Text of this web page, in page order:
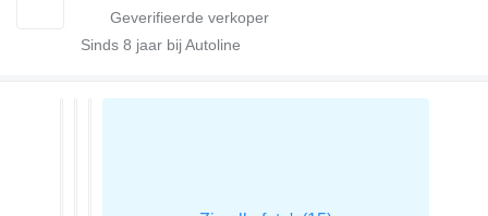
Sinds 8 jaar bij Autoline